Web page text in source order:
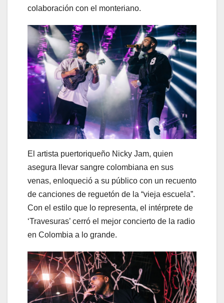
colaboración con el monteriano.
El artista puertoriqueño Nicky Jam, quien
asegura llevar sangre colombiana en sus
venas, enloqueció a su público con un recuento
de canciones de reguetón de la “vieja escuela”.
Con el estilo que lo representa, el intérprete de
‘Travesuras’ cerró el mejor concierto de la radio
en Colombia a lo grande.